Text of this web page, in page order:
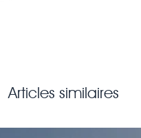
Articles similaires